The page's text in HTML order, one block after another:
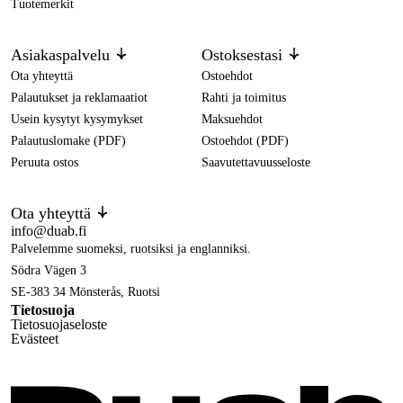
Tuotemerkit
Asiakaspalvelu
Ota yhteyttä
Palautukset ja reklamaatiot
Usein kysytyt kysymykset
Palautuslomake (PDF)
Peruuta ostos
Ostoksestasi
Ostoehdot
Rahti ja toimitus
Maksuehdot
Ostoehdot (PDF)
Saavutettavuusseloste
Ota yhteyttä
info@duab.fi
Palvelemme suomeksi, ruotsiksi ja englanniksi.
Södra Vägen 3
SE-383 34 Mönsterås, Ruotsi
Tietosuoja
Tietosuojaseloste
Evästeet